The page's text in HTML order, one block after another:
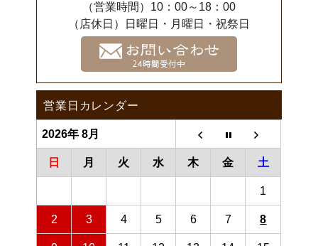
（営業時間）10：00～18：00
（店休日）日曜日・月曜日・祝祭日
営業日カレンダー
2026年 8月
日 月 火 水 木 金 土
1
2 3 4 5 6 7 8